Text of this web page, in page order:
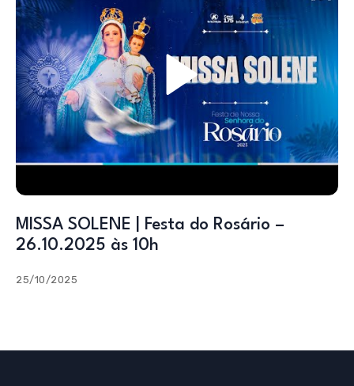
MISSA SOLENE | Festa do Rosário –
26.10.2025 às 10h
25/10/2025